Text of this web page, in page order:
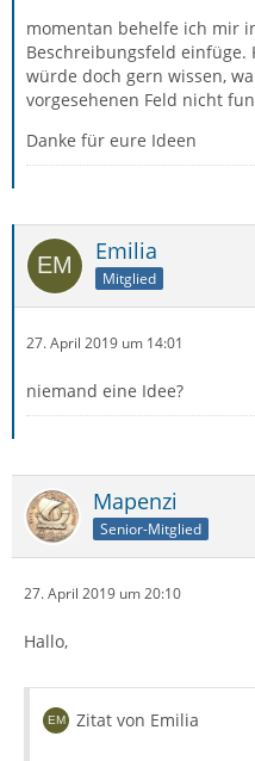
momentan behelfe ich mir
Beschreibungsfeld einfüge.
würde doch gern wissen,
vorgesehenen Feld nicht
Danke für eure Ideen
Emilia
Mitglied
27. April 2019 um 14:01
niemand eine Idee?
Mapenzi
Senior-Mitglied
27. April 2019 um 20:10
Hallo,
Zitat von Emilia